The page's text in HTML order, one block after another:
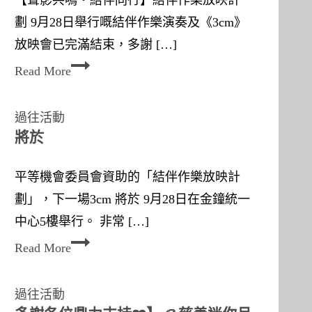
劃 9月28日舉行嘅結伴作樂演奏及《3cm》
放映會已完滿結束，多謝 […]
Read MoreF
n
過往活動
將於
平等機會委員會資助的「結伴作樂放映計
劃」，下一場3cm 將於 9月28日在金鐘統一
中心5樓舉行。 非常 […]
Read More將
過往活動